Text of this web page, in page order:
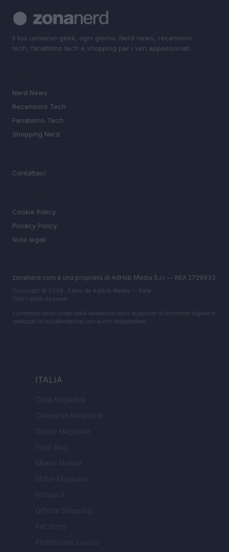
Il tuo universo geek, ogni giorno. Nerd news, recensioni
tech, fanatismo tech e shopping per i veri appassionati.
Nerd News
Recensioni Tech
Fanatismo Tech
Shopping Nerd
Contattaci
Cookie Policy
Privacy Policy
Note legali
zonanerd.com è una proprietà di AdHub Media S.r.l. — REA 2729933
Copyright © 2026 · Edito da AdHub Media — Italia
Tutti i diritti riservati
I contenuti sono curati dalla redazione con il supporto di strumenti digitali e
realizzati in collaborazione con autori indipendenti.
ITALIA
Casa Magazine
Cineverse Magazine
Donne Magazine
Food Blog
Milano Notizie
Motor Magazine
Notizie.it
Offerte Shopping
Pet Story
Professione Lavoro